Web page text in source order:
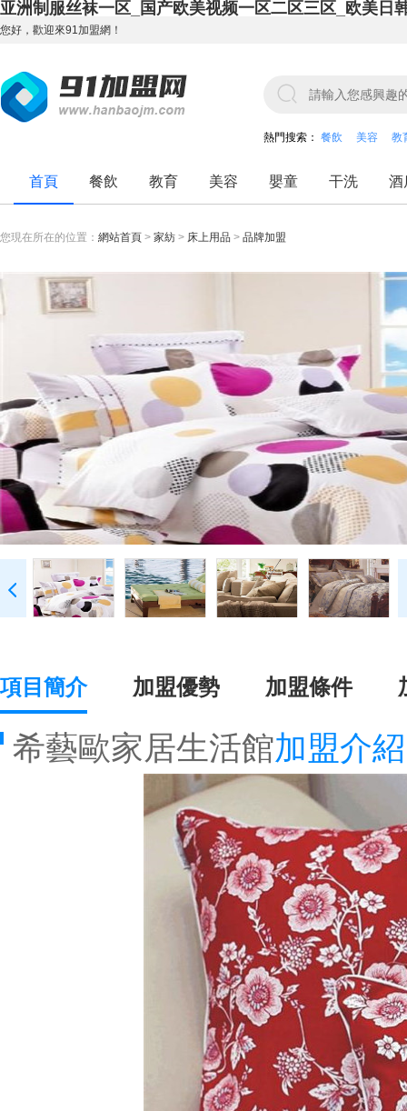
亚洲制服丝袜一区_国产欧美视频一区二区三区_欧美日
您好，歡迎來91加盟網！
熱門搜索： 餐飲 美容 教
首頁 餐飲 教育 美容 嬰童 干洗 酒
您現在所在的位置： 網站首頁 > 家紡 > 床上用品 > 品牌加盟
項目簡介 加盟優勢 加盟條件
希藝歐家居生活館加盟介紹